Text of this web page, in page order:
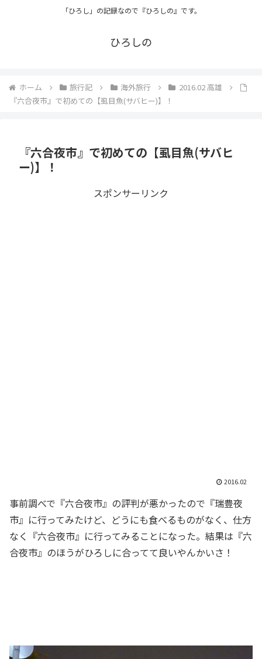
「ひろし」の記録なので『ひろしの』です。
ひろしの
ホーム 旅行記 海外旅行
2016.02 高雄
『六合夜市』で初めての【虱目魚(サバヒー)】！
『六合夜市』で初めての【虱目魚(サバヒ
ー)】！
スポンサーリンク
2016.02
事前調べで『六合夜市』の評判が悪かったので『瑞豊夜
市』に行ってみたけど、どうにも食べるものがなく、仕方
なく『六合夜市』に行ってみることになった。結果は『六
合夜市』のほうがひろしに合ってて良いやんかいさ！